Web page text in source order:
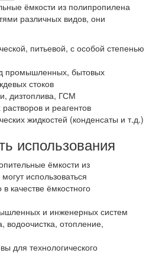
ёмкости из полипропилена
различных видов, они
питьевой, с особой степенью
промышленных, бытовых
стоков
дизтоплива, ГСМ
и реагентов
жидкостей (конденсаты и т.д.)
использования
ёмкости из
использоваться
качестве ёмкостного
и инженерных систем
водоочистка, отопление,
для технологического